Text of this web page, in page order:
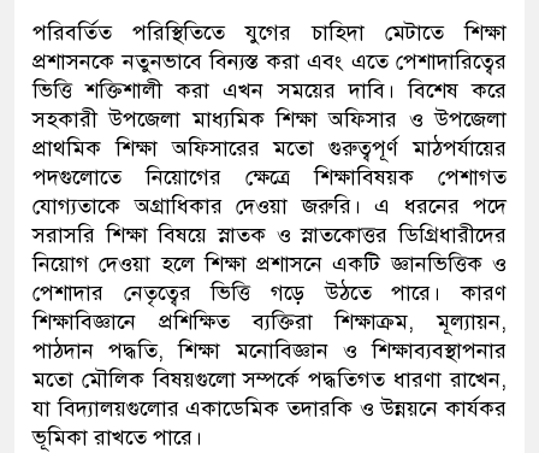
পরিবর্তিত পরিস্থিতিতে যুগের চাহিদা মেটাতেশিক্ষা
প্রশাসনকে নতুনভাবে বিন্যস্ত করা এবং এতে পেশাদারিত্বের
ভিত্তি শক্তিশালী করা এখন সময়ের দাবি। বিশেষ করে
সহকারী উপজেলা মাধ্যমিক শিক্ষা অফিসার ও উপজেলা
প্রাথমিক শিক্ষা অফিসারের মতো গুরুত্বপূর্ণ মাঠপর্যায়ের
পদগুলোতে নিয়োগের ক্ষেত্রে শিক্ষাবিষয়ক পেশাগত
যোগ্যতাকে অগ্রাধিকার দেওয়া জরুরি। এ ধরনের পদে
সরাসরি শিক্ষা বিষয়ে স্নাতক ও স্নাতকোত্তরডিগ্রিধারীদের
নিয়োগ দেওয়া হলে শিক্ষা প্রশাসনে একটি জ্ঞানভিত্তিক ও
পেশাদার নেতৃত্বের ভিত্তি গড়ে উঠতে পারে। কারণ
শিক্ষাবিজ্ঞানে প্রশিক্ষিত ব্যক্তিরাশিক্ষাক্রম,মূল্যায়ন,
পাঠদানপদ্ধতি,শিক্ষা মনোবিজ্ঞান ও শিক্ষাব্যবস্থাপনার
মতো মৌলিক বিষয়গুলো সম্পর্কে পদ্ধতিগত ধারণা রাখেন,
যা বিদ্যালয়গুলোর একাডেমিক তদারকি ও উন্নয়নে কার্যকর
ভূমিকা রাখতে পারে।